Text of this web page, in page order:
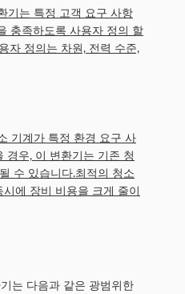
기는 특정 고객 요구 사항
충족하도록 사용자 정의 할
자 정의는 차원, 전력 수준,
기계가 특정 환경 요구 사
경우, 이 변환기는 기존 청
수 있습니다.최적의 청소
에 장비 비용을 크게 줄이
는 다음과 같은 광범위한